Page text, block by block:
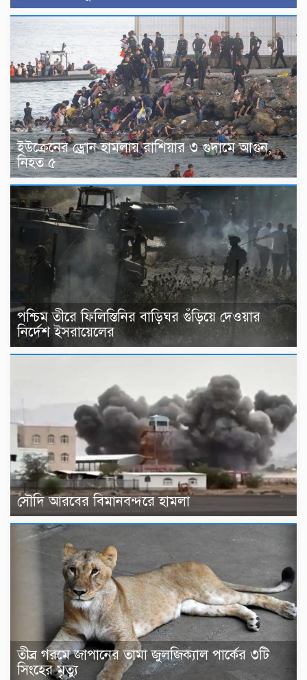
ইউক্রেনের ড্রোন হামলায় রাশিয়ার ৩ গুদামে আগুন,
নিহত ৫
পশ্চিম তীরে ফিলিস্তিনির বাড়িঘর গুঁড়িয়ে দেওয়ার
নির্দেশ ইসরায়েলের
সৌদি আরবের বিমানবন্দরে হামলা
তীব্র গরমে জাপানের তামা জুলজিক্যাল পার্কের ৩টি
সিংহের মৃত্যু